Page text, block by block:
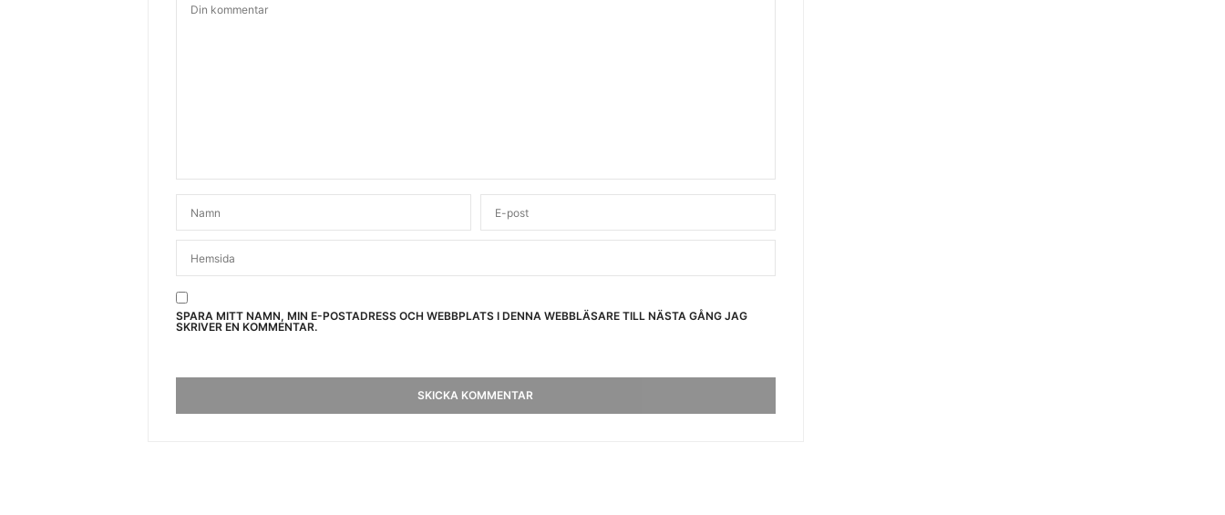
SPARA MITT NAMN, MIN E-POSTADRESS OCH WEBBPLATS I DENNA WEBBLÄSARE TILL NÄSTA GÅNG JAG
SKRIVER EN KOMMENTAR.